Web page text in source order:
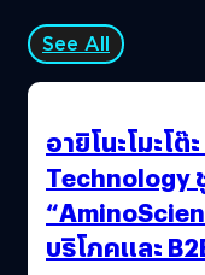
ผดุง จิระกาล และ วิ
https://
ด้วยเหตุนี้เราจึงส
พลังอะไร ทำไมทั้
สไตล์นี้เพื่อ “สื่อสา
See All
อายิโนะโมะโ
Technology
บริโภคและ